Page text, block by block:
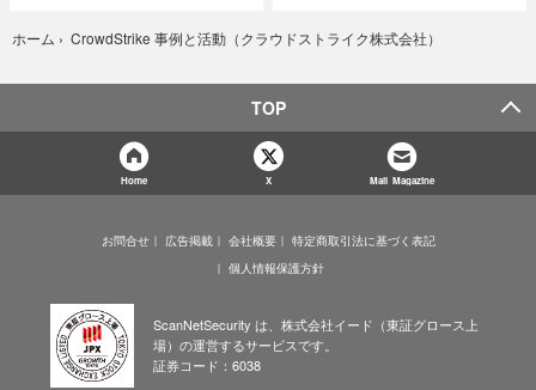
ホーム › CrowdStrike 事例と活動（クラウドストライク株式会社）
TOP
Home X Mail Magazine
お問合せ 広告掲載 会社概要
特定商取引法に基づく表記
個人情報保護方針
ScanNetSecurity は、株式会社イード（東証グロース上
場）の運営するサービスです。
証券コード：6038